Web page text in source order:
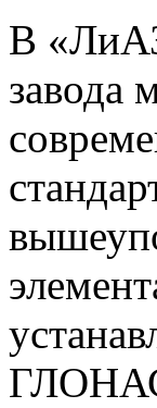
В
завода